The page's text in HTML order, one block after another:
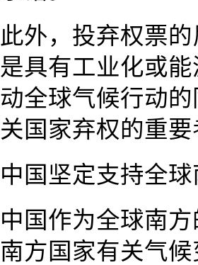
此外，投弃权票
是具有工业化或
动全球气候行动
关国家弃权的重要
中国坚定支持全
中国作为全球南
南方国家有关气